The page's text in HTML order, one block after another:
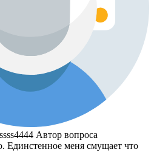
Автор вопроса
Единстенное меня смущает что